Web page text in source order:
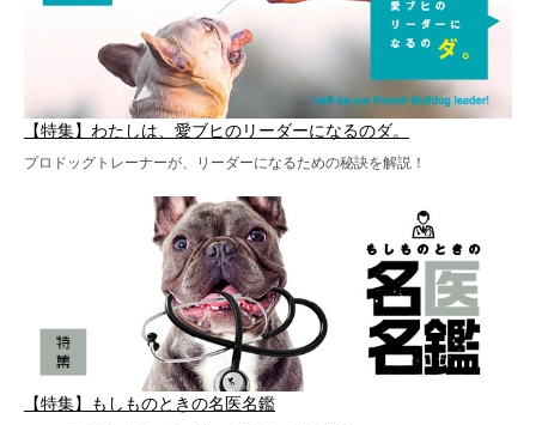
【特集】わたしは、愛ブヒのリーダーになるのダ。
プロドッグトレーナーが、リーダーになるための秘訣を解説！
【特集】もしものときの名医名鑑